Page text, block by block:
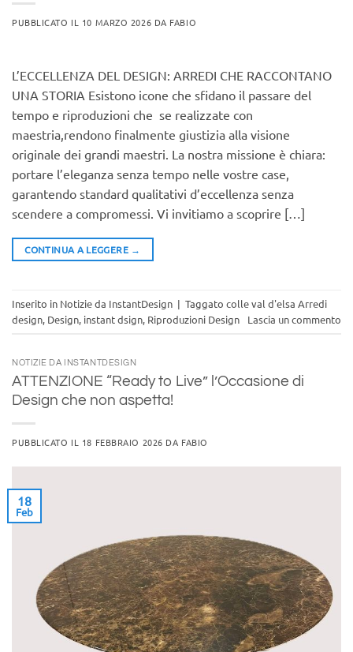
PUBBLICATO IL 10 MARZO 2026 DA FABIO
L’ECCELLENZA DEL DESIGN: ARREDI CHE RACCONTANO
UNA STORIA Esistono icone che sfidano il passare del
tempo e riproduzioni che se realizzate con
maestria,rendono finalmente giustizia alla visione
originale dei grandi maestri. La nostra missione è chiara:
portare l’eleganza senza tempo nelle vostre case,
garantendo standard qualitativi d’eccellenza senza
scendere a compromessi. Vi invitiamo a scoprire […]
CONTINUA A LEGGERE →
Inserito in Notizie da InstantDesign | Taggato colle val d'elsa Arredi
design, Design, instant dsign, Riproduzioni Design Lascia un commento
NOTIZIE DA INSTANTDESIGN
ATTENZIONE “Ready to Live” l’Occasione di
Design che non aspetta!
PUBBLICATO IL 18 FEBBRAIO 2026 DA FABIO
18
Feb